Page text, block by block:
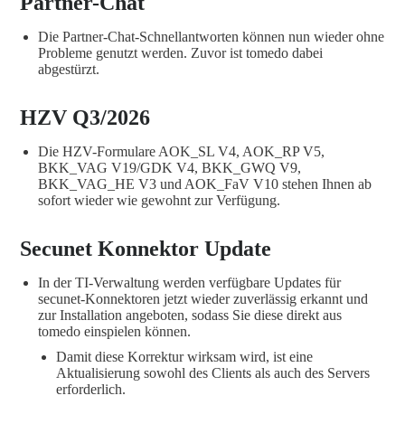
Die Partner-Chat-Schnellantworten können nun wieder ohne
Probleme genutzt werden. Zuvor ist tomedo dabei
abgestürzt.
HZV Q3/2026
Die HZV-Formulare AOK_SL V4, AOK_RP V5,
BKK_VAG V19/GDK V4, BKK_GWQ V9,
BKK_VAG_HE V3 und AOK_FaV V10 stehen Ihnen ab
sofort wieder wie gewohnt zur Verfügung.
Secunet Konnektor Update
In der TI-Verwaltung werden verfügbare Updates für
secunet-Konnektoren jetzt wieder zuverlässig erkannt und
zur Installation angeboten, sodass Sie diese direkt aus
tomedo einspielen können.
Damit diese Korrektur wirksam wird, ist eine
Aktualisierung sowohl des Clients als auch des Servers
erforderlich.